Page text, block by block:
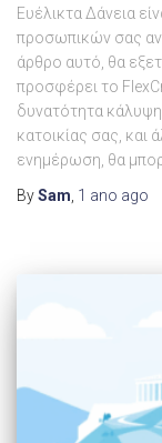
Ευέλικτα Δάνεια
προσωπικών σας
άρθρο αυτό, θα
προσφέρει το
δυνατότητα
κατοικίας σας,
ενημέρωση, θα
BySam 1 ano ago